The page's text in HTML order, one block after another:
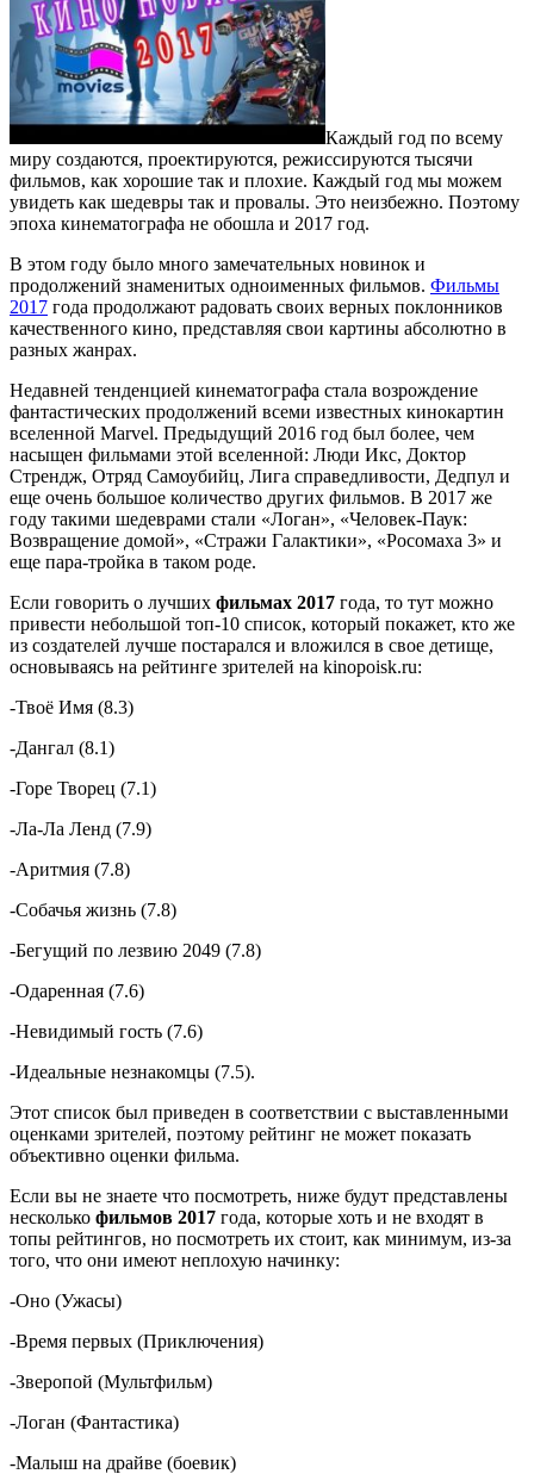
Каждый год по всему
миру создаются, проектируются, режиссируются тысячи
фильмов, как хорошие так и плохие. Каждый год мы можем
увидеть как шедевры так и провалы. Это неизбежно. Поэтому
эпоха кинематографа не обошла и 2017 год.
В этом году было много замечательных новинок и
продолжений знаменитых одноименных фильмов. Фильмы
2017 года продолжают радовать своих верных поклонников
качественного кино, представляя свои картины абсолютно в
разных жанрах.
Недавней тенденцией кинематографа стала возрождение
фантастических продолжений всеми известных кинокартин
вселенной Marvel. Предыдущий 2016 год был более, чем
насыщен фильмами этой вселенной: Люди Икс, Доктор
Стрендж, Отряд Самоубийц, Лига справедливости, Дедпул и
еще очень большое количество других фильмов. В 2017 же
году такими шедеврами стали «Логан», «Человек-Паук:
Возвращение домой», «Стражи Галактики», «Росомаха 3» и
еще пара-тройка в таком роде.
Если говорить о лучших фильмах 2017 года, то тут можно
привести небольшой топ-10 список, который покажет, кто же
из создателей лучше постарался и вложился в свое детище,
основываясь на рейтинге зрителей на kinopoisk.ru:
-Твоё Имя (8.3)
-Дангал (8.1)
-Горе Творец (7.1)
-Ла-Ла Ленд (7.9)
-Аритмия (7.8)
-Собачья жизнь (7.8)
-Бегущий по лезвию 2049 (7.8)
-Одаренная (7.6)
-Невидимый гость (7.6)
-Идеальные незнакомцы (7.5).
Этот список был приведен в соответствии с выставленными
оценками зрителей, поэтому рейтинг не может показать
объективно оценки фильма.
Если вы не знаете что посмотреть, ниже будут представлены
несколько фильмов 2017 года, которые хоть и не входят в
топы рейтингов, но посмотреть их стоит, как минимум, из-за
того, что они имеют неплохую начинку:
-Оно (Ужасы)
-Время первых (Приключения)
-Зверопой (Мультфильм)
-Логан (Фантастика)
-Малыш на драйве (боевик)